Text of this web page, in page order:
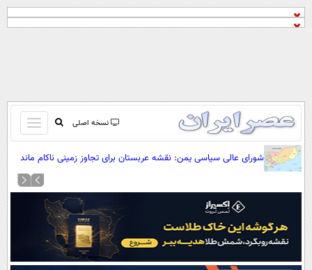
نسخه اصلی
باز
و
بسته
کردن
منو
صفحه اول
آرشیو
نظرسنجی
آب و هوا
اوقات شرعی
شورای عالی سیاسی یمن: نقشه عربستان برای تجاوز زمینی ناکام ماند